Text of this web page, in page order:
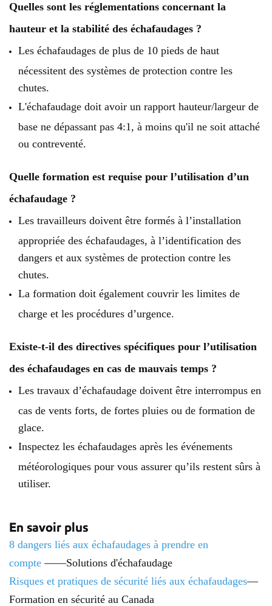
Quelles sont les réglementations concernant la
hauteur et la stabilité des échafaudages ?
Les échafaudages de plus de 10 pieds de haut
nécessitent des systèmes de protection contre les
chutes.
L'échafaudage doit avoir un rapport hauteur/largeur de
base ne dépassant pas 4:1, à moins qu'il ne soit attaché
ou contreventé.
Quelle formation est requise pour l’utilisation d’un
échafaudage ?
Les travailleurs doivent être formés à l’installation
appropriée des échafaudages, à l’identification des
dangers et aux systèmes de protection contre les
chutes.
La formation doit également couvrir les limites de
charge et les procédures d’urgence.
Existe-t-il des directives spécifiques pour l’utilisation
des échafaudages en cas de mauvais temps ?
Les travaux d’échafaudage doivent être interrompus en
cas de vents forts, de fortes pluies ou de formation de
glace.
Inspectez les échafaudages après les événements
météorologiques pour vous assurer qu’ils restent sûrs à
utiliser.
En savoir plus
8 dangers liés aux échafaudages à prendre en
compte ——Solutions d'échafaudage
Risques et pratiques de sécurité liés aux échafaudages—
Formation en sécurité au Canada